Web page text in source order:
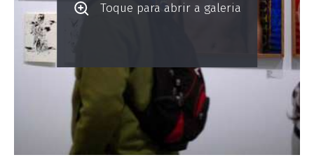
Toque para abrir a galeria